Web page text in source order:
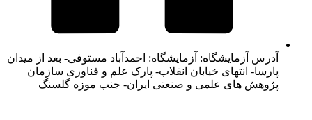
آدرس آزمایشگاه: آزمایشگاه: احمدآباد مستوفی- بعد از میدان
پارسا- انتهای خیابان انقلاب- پارک علم و فناوری سازمان
پژوهش های علمی و صنعتی ایران- جنب موزه گلسنگ